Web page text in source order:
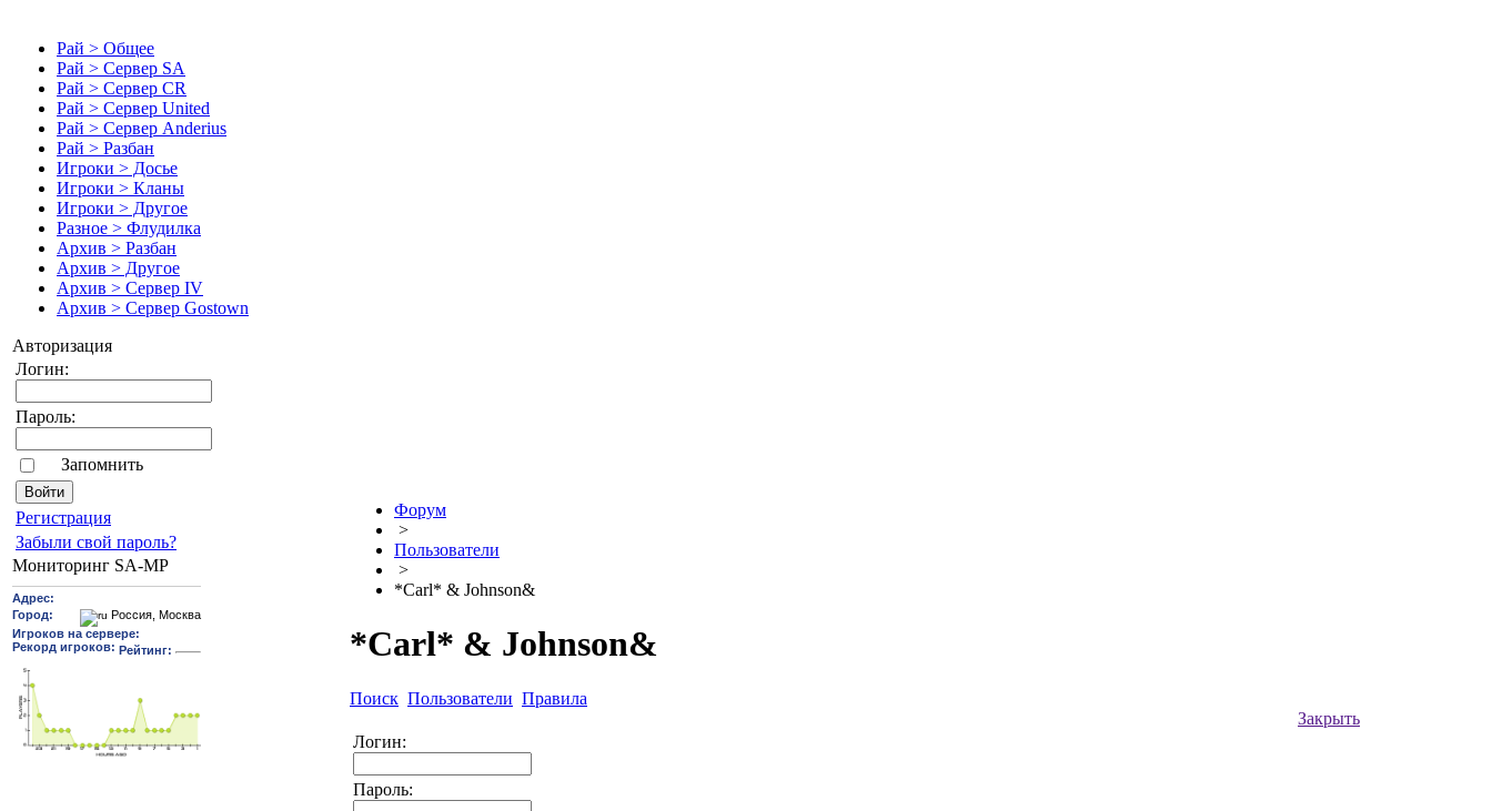
Рай > Общее
Рай > Сервер SA
Рай > Сервер CR
Рай > Сервер United
Рай > Сервер Anderius
Рай > Разбан
Игроки > Досье
Игроки > Кланы
Игроки > Другое
Разное > Флудилка
Архив > Разбан
Архив > Другое
Архив > Сервер IV
Архив > Сервер Gostown
Авторизация
Логин:
Пароль:
Запомнить
Pегиcтрaция
Забыли свой пароль?
Мониторинг SA-MP
Форум
>
Пользователи
>
*Carl* & Johnson&
*Carl* & Johnson&
Поиск Пользователи Правила
Закрыть
Логин:
Пароль: